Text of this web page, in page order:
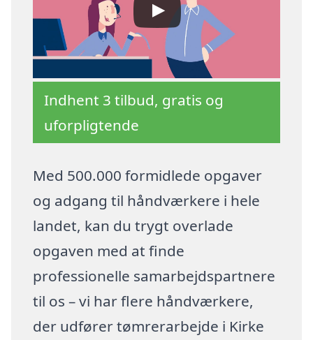
Indhent 3 tilbud, gratis og
uforpligtende
Med 500.000 formidlede opgaver
og adgang til håndværkere i hele
landet, kan du trygt overlade
opgaven med at finde
professionelle samarbejdspartnere
til os – vi har flere håndværkere,
der udfører tømrerarbejde i Kirke